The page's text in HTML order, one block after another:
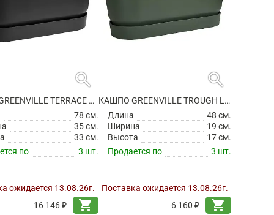
search
КАШПО GREENVILLE TERRACE TROUGH LIVING BLACK НА КОЛЕСИКАХ
78 см.
35 см.
33 см.
по
3 шт.
ожидается 13.08.26г.
16 146 ₽
shopping_cart
search
КАШПО GREENVILLE TROUGH LONG LEAF GREEN
Длина
48 см.
Ширина
19 см.
Высота
17 см.
Продается по
3 шт.
Поставка ожидается 13.08.26г.
6 160 ₽
shopping_cart